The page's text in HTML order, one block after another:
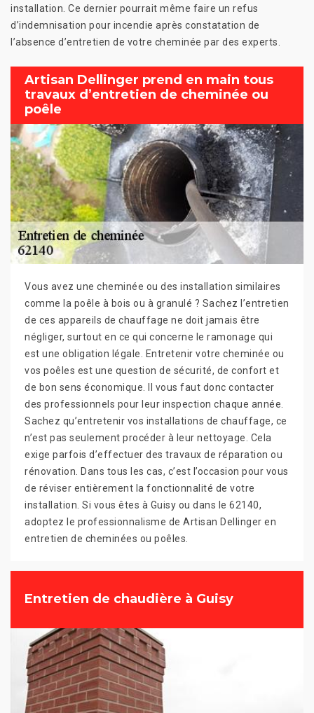
installation. Ce dernier pourrait même faire un refus
d’indemnisation pour incendie après constatation de
l’absence d’entretien de votre cheminée par des experts.
Artisan Dellinger prend en main tous
travaux d’entretien de cheminée ou
poêle
Vous avez une cheminée ou des installation similaires
comme la poêle à bois ou à granulé ? Sachez l’entretien
de ces appareils de chauffage ne doit jamais être
négliger, surtout en ce qui concerne le ramonage qui
est une obligation légale. Entretenir votre cheminée ou
vos poêles est une question de sécurité, de confort et
de bon sens économique. Il vous faut donc contacter
des professionnels pour leur inspection chaque année.
Sachez qu’entretenir vos installations de chauffage, ce
n’est pas seulement procéder à leur nettoyage. Cela
exige parfois d’effectuer des travaux de réparation ou
rénovation. Dans tous les cas, c’est l’occasion pour vous
de réviser entièrement la fonctionnalité de votre
installation. Si vous êtes à Guisy ou dans le 62140,
adoptez le professionnalisme de Artisan Dellinger en
entretien de cheminées ou poêles.
Entretien de chaudière à Guisy